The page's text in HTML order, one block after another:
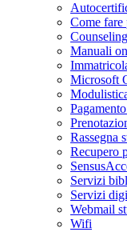
Come fare
Manuali
Microsoft
Rassegna
Recupero
Servizi
Servizi
Webmail
Wifi